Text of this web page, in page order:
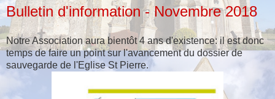
Bulletin d'information - Novembre 2018
Notre Association aura bientôt 4 ans d'existence: il est donc
temps de faire un point sur l'avancement du dossier de
sauvegarde de l'Eglise St Pierre.